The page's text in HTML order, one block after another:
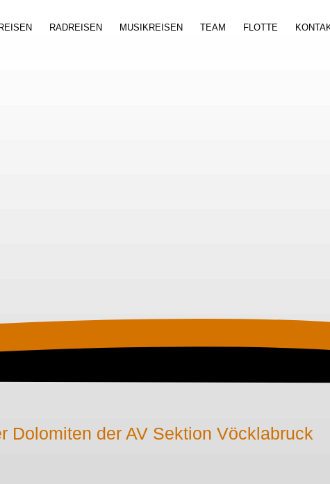
RADREISEN MUSIKREISEN TEAM FLOTTE
Dolomiten der AV Sektion Vöcklabruck